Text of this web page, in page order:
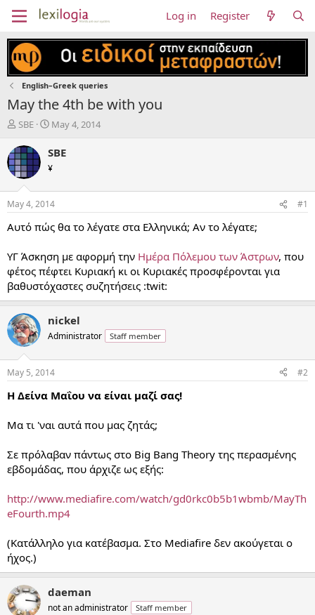
Log in Register
English–Greek queries
May the 4th be with you
T
r
e
a
d
t
a
e
r
SBE
S
a
t
a
t
e
May 4, 2014
SBE
¥
May 4, 2014 #1
Αυτό πώς θα το λέγατε στα Ελληνικά; Αν το λέγατε;
ΥΓ Άσκηση με αφορμή την Ημέρα Πόλεμου των Άστρων, που
φέτος πέφτει Κυριακή κι οι Κυριακές προσφέρονται για
βαθυστόχαστες συζητήσεις :twit:
nickel
Administrator Staff member
May 5, 2014 #2
Η Δείνα Μαΐου να είναι μαζί σας!
Μα τι 'ναι αυτά που μας ζητάς;
Σε πρόλαβαν πάντως στο Big Bang Theory της περασμένης
εβδομάδας, που άρχιζε ως εξής:
http://www.mediafire.com/watch/gd0rkc0b5b1wbmb/MayTh
eFourth.mp4
(Κατάλληλο για κατέβασμα. Στο Mediafire δεν ακούγεται ο
ήχος.)
daeman
not an administrator Staff member